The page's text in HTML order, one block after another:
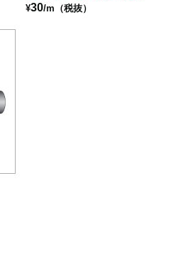
¥30/m（税抜）